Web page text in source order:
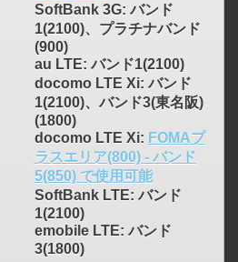
SoftBank 3G: バンド
1(2100)、プラチナバンド
(900)
au LTE: バンド1(2100)
docomo LTE Xi: バンド
1(2100)、バンド3(東名阪)
(1800)
docomo LTE Xi: FOMAプ
ラスエリア(800) - バンド
5(850) で使用可能
SoftBank LTE: バンド
1(2100)
emobile LTE: バンド
3(1800)